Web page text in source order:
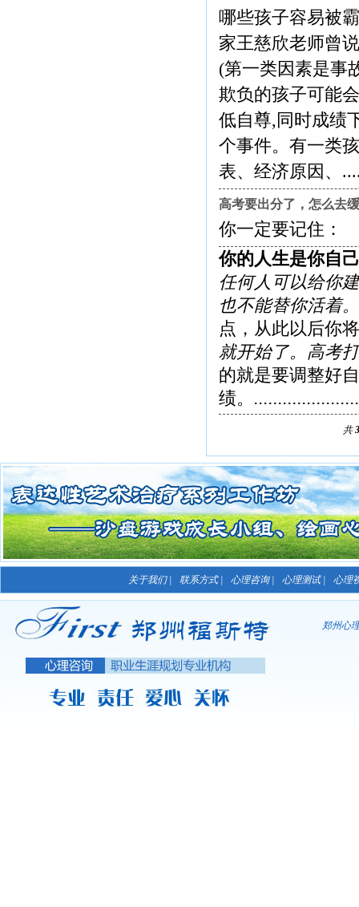
哪些孩子容易被
家王慈欣老师曾
(第一类因素是事
欺负的孩子可能
低自尊,同时成绩
个事件。有一类
表、经济原因、
高考要出分了，怎么去
你一定要记住：
你的人生是你自
任何人可以给你
也不能替你活着。
点，从此以后你
就开始了。高考
的就是要调整好
绩。 ......................
共
关于我们 | 联系方式 | 心理咨询 | 心理测试 | 心理
郑州心